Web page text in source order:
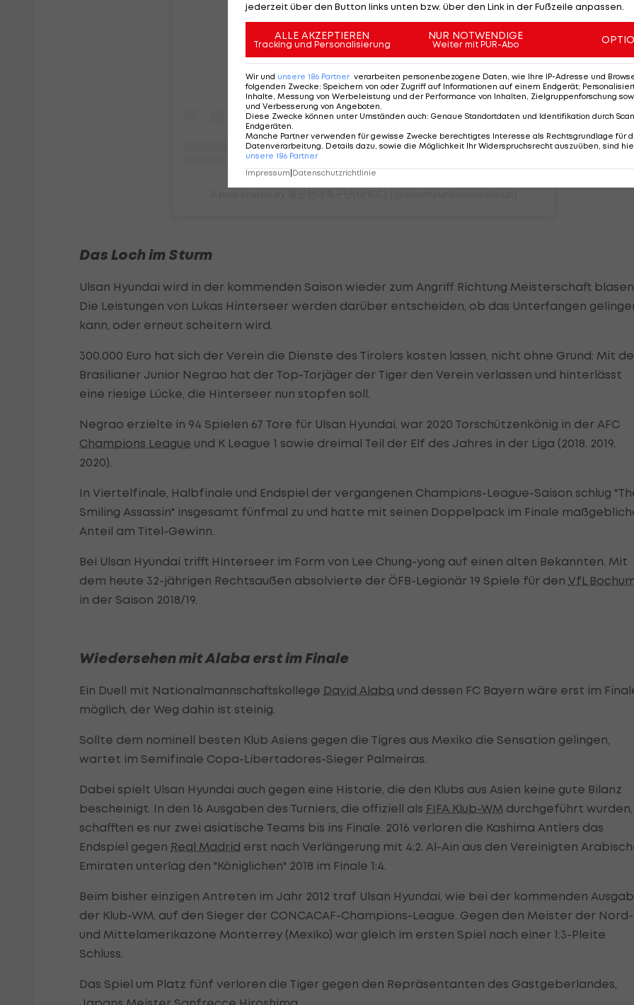
View this post on Instagram
Das Loch im Sturm
Ulsan Hyundai wird in der kommenden Saison wieder zum Angriff Richtung Meisterschaft blasen.
Die Leistungen von Lukas Hinterseer werden darüber entscheiden, ob das Unterfangen
kann, oder erneut scheitern wird.
300.000 Euro hat sich der Verein die Dienste des Tirolers kosten lassen, nicht ohne Grund: Mit
Brasilianer Junior Negrao hat der Top-Torjäger der Tiger den Verein verlassen und hinterlässt
eine riesige Lücke, die Hinterseer nun stopfen soll.
Negrao erzielte in 94 Spielen 67 Tore für Ulsan Hyundai, war 2020 Torschützenkönig in der AFC
Champions League und K League 1 sowie dreimal Teil der Elf des Jahres in der Liga (2018, 2019,
2020).
In Viertelfinale, Halbfinale und Endspiel der vergangenen Champions-League-Saison schlug
Smiling Assassin" insgesamt fünfmal zu und hatte mit seinen Doppelpack im Finale
Anteil am Titel-Gewinn.
Bei Ulsan Hyundai trifft Hinterseer im Form von Lee Chung-yong auf einen alten Bekannten. Mit
dem heute 32-jährigen Rechtsaußen absolvierte der ÖFB-Legionär 19 Spiele für den VfL
in der Saison 2018/19.
Wiedersehen mit Alaba erst im Finale
Ein Duell mit Nationalmannschaftskollege David Alaba und dessen FC Bayern wäre erst im
möglich, der Weg dahin ist steinig.
Sollte dem nominell besten Klub Asiens gegen die Tigres aus Mexiko die Sensation gelingen,
wartet im Semifinale Copa-Libertadores-Sieger Palmeiras.
Dabei spielt Ulsan Hyundai auch gegen eine Historie, die den Klubs aus Asien keine gute Bilanz
bescheinigt. In den 16 Ausgaben des Turniers, die offiziell als FIFA Klub-WM durchgeführt wurden,
schafften es nur zwei asiatische Teams bis ins Finale. 2016 verloren die Kashima Antlers das
Endspiel gegen Real Madrid erst nach Verlängerung mit 4:2. Al-Ain aus den Vereinigten
Emiraten unterlag den "Königlichen" 2018 im Finale 1:4.
Beim bisher einzigen Antreten im Jahr 2012 traf Ulsan Hyundai, wie bei der kommenden
der Klub-WM, auf den Sieger der CONCACAF-Champions-League. Gegen den Meister der Nord-
und Mittelamerikazone Monterrey (Mexiko) war gleich im ersten Spiel nach einer 1:3-Pleite
Schluss.
Das Spiel um Platz fünf verloren die Tiger gegen den Repräsentanten des Gastgeberlandes,
jederzeit über den Button links unten bzw. über den Link in der Fußzeile anpassen.
ALLE AKZEPTIEREN
Tracking und Personalisierung
NUR NOTWENDIGE
Weiter mit PUR-Abo
Wir und unsere 186 Partner verarbeiten personenbezogene Daten, wie Ihre IP-Adresse und
folgenden Zwecke: Speichern von oder Zugriff auf Informationen auf einem Endgerät;
Inhalte, Messung von Werbeleistung und der Performance von Inhalten, Zielgruppenforschung
und Verbesserung von Angeboten.
Diese Zwecke können unter Umständen auch: Genaue Standortdaten und Identifikation durch
Endgeräten.
Manche Partner verwenden für gewisse Zwecke berechtigtes Interesse als Rechtsgrundlage für
Datenverarbeitung. Details dazu, sowie die Möglichkeit Ihr Widerspruchsrecht auszuüben, sind
unsere 186 Partner
Impressum Datenschutzrichtlinie